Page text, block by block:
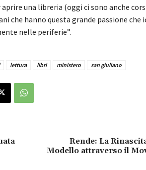
una libreria (oggi ci sono anche
che hanno questa grande passione che
nelle periferie”.
lettura libri ministero san giuliano
Rende: La
Modello attraverso il